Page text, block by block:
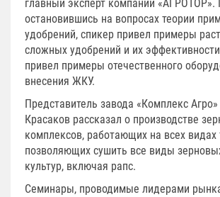
главный эксперт компании «АГРОТОР».
остановившись на вопросах теории
удобрений, спикер привел примеры
сложных удобрений и их
привел примеры отечественного
внесения ЖКУ.
Представитель завода «Комплекс
Красаков рассказал о производстве
комплексов, работающих на всех видах
позволяющих сушить все виды
культур, включая рапс.
Семинары, проводимые лидерами